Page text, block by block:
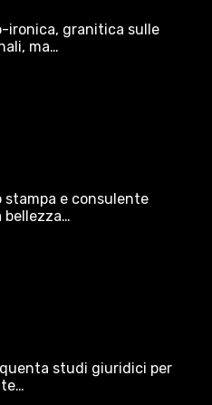
ironica, granitica sulle
ma…
e consulente
bellezza…
studi giuridici per